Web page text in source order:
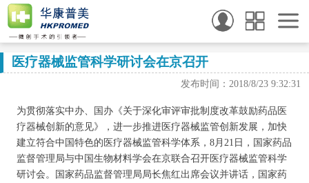
医疗器械监管科学研讨会在京召开
发布时间：2018/8/23 9:32:31
为贯彻落实中办、国办《关于深化审评审批制度改革鼓励药品医
疗器械创新的意见》，进一步推进医疗器械监管创新发展，加快
建立符合中国特色的医疗器械监管科学体系，8月21日，国家药品
监督管理局与中国生物材料学会在京联合召开医疗器械监管科学
研讨会。国家药品监督管理局局长焦红出席会议并讲话，国家药